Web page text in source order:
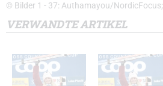
© Bilder 1 - 37: Authamayou/NordicFocus;
VERWANDTE ARTIKEL